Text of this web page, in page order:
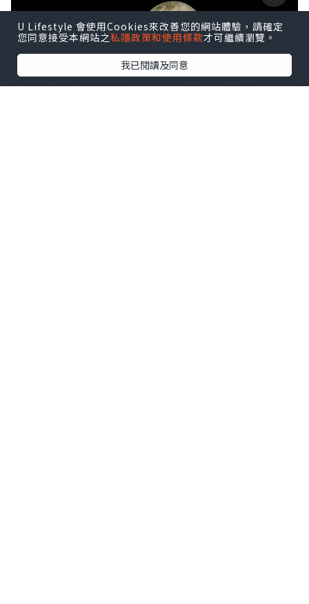
U Lifestyle 會使用Cookies來改善您的網站體驗，請確定
您同意接受本網站之私隱政策和使用條款才可繼續瀏覽。
我已閱讀及同意